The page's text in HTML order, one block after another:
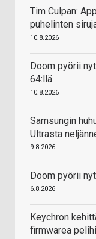
Tim Culpan:
puhelinten
10.8.2026
Doom pyörii
64:llä
10.8.2026
Samsungin
Ultrasta
9.8.2026
Doom pyörii
6.8.2026
Keychron
firmwarea